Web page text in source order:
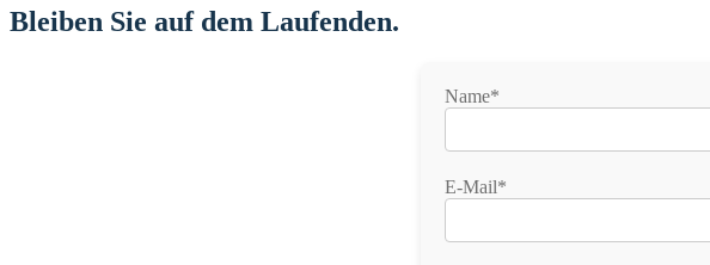
Bleiben Sie auf dem Laufenden.
Name*
E-Mail*